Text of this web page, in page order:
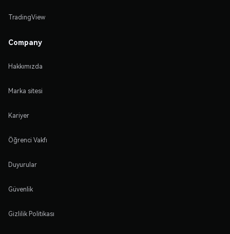
TradingView
Company
Hakkımızda
Marka sitesi
Kariyer
Öğrenci Vakfı
Duyurular
Güvenlik
Gizlilik Politikası